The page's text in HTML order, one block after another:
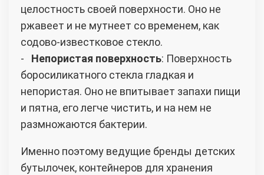
целостность своей поверхности. Оно не
ржавеет и не мутнеет со временем, как
содово-известковое стекло.
- Непористая поверхность: Поверхность
боросиликатного стекла гладкая и
непористая. Оно не впитывает запахи пищи
и пятна, его легче чистить, и на нем не
размножаются бактерии.
Именно поэтому ведущие бренды детских
бутылочек, контейнеров для хранения